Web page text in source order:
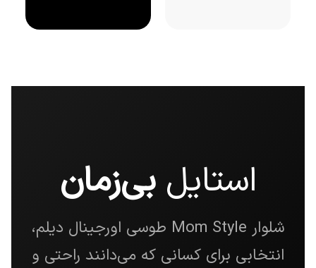
استایلبی‌زمان
شلوار Mom Style طوسی اورجینال دیلم،
انتخابی برای کسانی که می‌دانند راحتی و